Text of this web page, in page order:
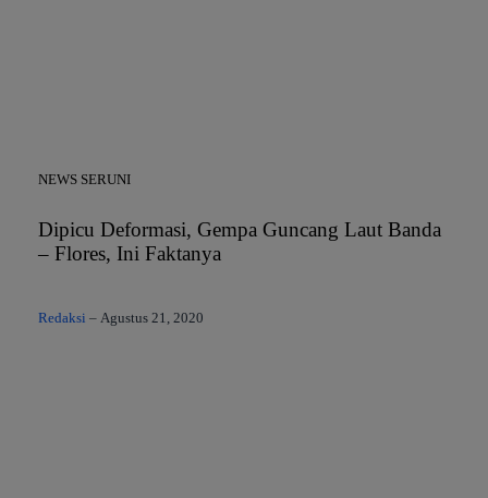
NEWS SERUNI
Dipicu Deformasi, Gempa Guncang Laut Banda
– Flores, Ini Faktanya
Redaksi – Agustus 21, 2020